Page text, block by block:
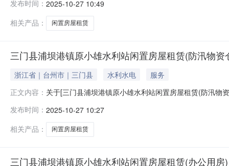
称竞得人标的位置是否成交成交价成交时间总价1三门县
发布时间： 2025-10-27 10:49
相关产品：
闲置房屋租赁
三门县浦坝港镇原小雄水利站闲置房屋租赁(防汛物资
浙江省｜台州市｜三门县 水利水电
服务
正文内容： 关于[三门县浦坝港镇原小雄水利站闲置房屋租赁(防汛物
号标的名称竞得人标的位置是否成交成交价成交时间总
发布时间： 2025-10-27 10:27
相关产品：
闲置房屋租赁
三门县浦坝港镇原小雄水利站闲置房屋租赁(办公用房)